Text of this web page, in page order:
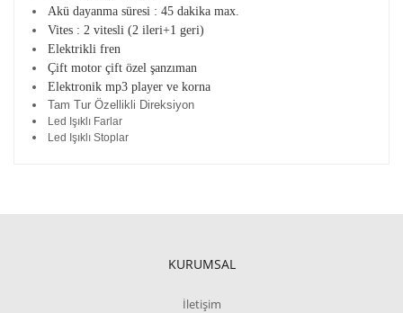
Akü dayanma süresi : 45 dakika max.
Vites : 2 vitesli (2 ileri+1 geri)
Elektrikli fren
Çift motor çift özel şanzıman
Elektronik mp3 player ve korna
Tam Tur Özellikli Direksiyon
Led Işıklı Farlar
Led Işıklı Stoplar
KURUMSAL
İletişim